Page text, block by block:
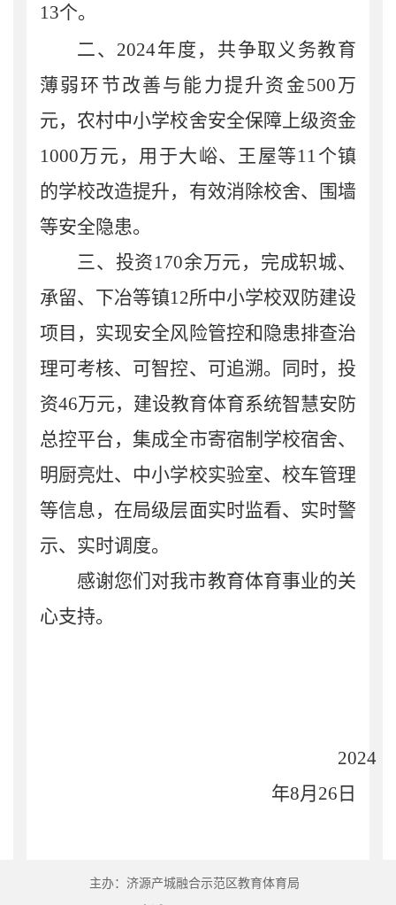
13个。
二、 2024年度，共争取 义务教育
薄弱环节改善与能力提升资金500万
元，农村中小学校舍安全保障上级资金
1000万元，用于大峪、王屋等11个镇
的学校改造提升，有效消除校舍、围墙
等安全隐患。
三、 投资170余万元，完成轵城、
承留、下冶等镇12所中小学校双防建设
项目，实现安全风险管控和隐患排查治
理可考核、可智控、可追溯。同时， 投
资46万元，建设教育体育系统智慧安防
总控平台，集成全市寄宿制学校宿舍、
明厨亮灶、中小学校实验室、 校车管理
等信息， 在局级层面实时监看、实时警
示、实时调度。
感谢您们对我市教育体育事业的关
心支持。
2024
年8月 26 日
主办：济源产城融合示范区教育体育局